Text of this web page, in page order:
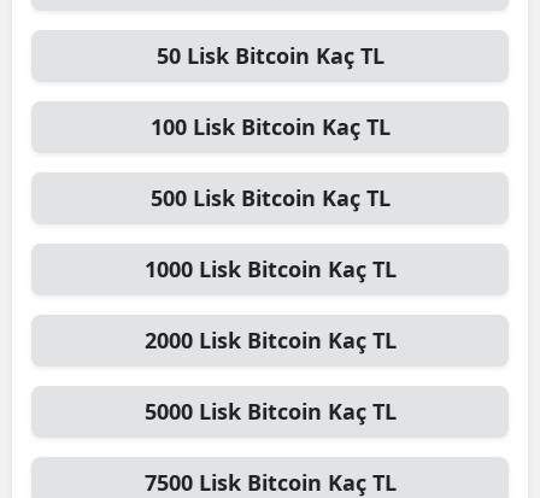
50 Lisk Bitcoin Kaç TL
100 Lisk Bitcoin Kaç TL
500 Lisk Bitcoin Kaç TL
1000 Lisk Bitcoin Kaç TL
2000 Lisk Bitcoin Kaç TL
5000 Lisk Bitcoin Kaç TL
7500 Lisk Bitcoin Kaç TL